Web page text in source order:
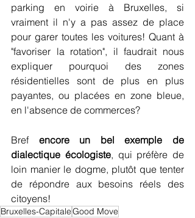
parking en voirie à Bruxelles, si
vraiment il n'y a pas assez de place
pour garer toutes les voitures! Quant à
"favoriser la rotation", il faudrait nous
expliquer pourquoi des zones
résidentielles sont de plus en plus
payantes, ou placées en zone bleue,
en l'absence de commerces?
Bref encore un bel exemple de
dialectique écologiste, qui préfère de
loin manier le dogme, plutôt que tenter
de répondre aux besoins réels des
citoyens!
Bruxelles-CapitaleGood Move